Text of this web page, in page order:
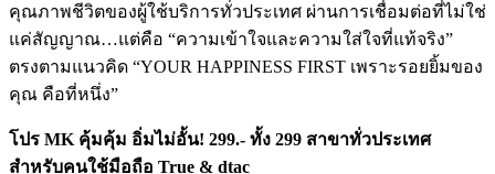
คุณภาพชีวิตของผู้ใช้บริการทั่วประเทศ ผ่านการเชื่อมต่อที่ไม่ใช่
แค่สัญญาณ…แต่คือ “ความเข้าใจและความใส่ใจที่แท้จริง”
ตรงตามแนวคิด “YOUR HAPPINESS FIRST เพราะรอยยิ้มของ
คุณ คือที่หนึ่ง”
โปร MK คุ้มคุ้ม อิ่มไม่อั้น! 299.- ทั้ง 299 สาขาทั่วประเทศ
สำหรับคนใช้มือถือ True & dtac